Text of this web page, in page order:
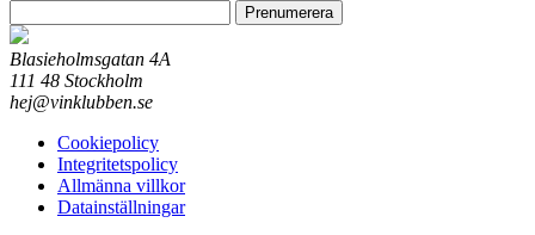
Prenumerera
Blasieholmsgatan 4A
111 48 Stockholm
hej@vinklubben.se
Cookiepolicy
Integritetspolicy
Allmänna villkor
Datainställningar